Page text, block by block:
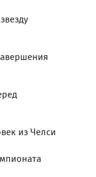
из Челси